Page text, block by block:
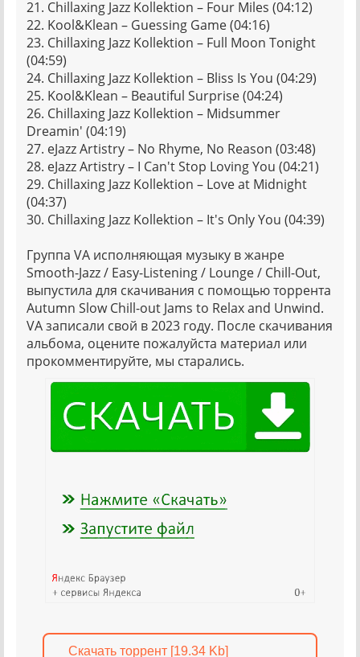
21. Chillaxing Jazz Kollektion – Four Miles (04:12)
22. Kool&Klean – Guessing Game (04:16)
23. Chillaxing Jazz Kollektion – Full Moon Tonight
(04:59)
24. Chillaxing Jazz Kollektion – Bliss Is You (04:29)
25. Kool&Klean – Beautiful Surprise (04:24)
26. Chillaxing Jazz Kollektion – Midsummer
Dreamin' (04:19)
27. eJazz Artistry – No Rhyme, No Reason (03:48)
28. eJazz Artistry – I Can't Stop Loving You (04:21)
29. Chillaxing Jazz Kollektion – Love at Midnight
(04:37)
30. Chillaxing Jazz Kollektion – It's Only You (04:39)
Группа VA исполняющая музыку в жанре
Smooth-Jazz / Easy-Listening / Lounge / Chill-Out,
выпустила для скачивания с помощью торрента
Autumn Slow Chill-out Jams to Relax and Unwind.
VA записали свой в 2023 году. После скачивания
альбома, оцените пожалуйста материал или
прокомментируйте, мы старались.
Скачать торрент [19.34 Kb]